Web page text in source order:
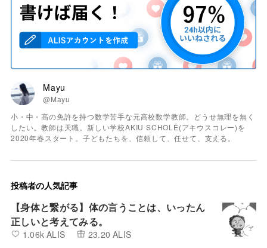
Mayu
@Mayu
小・中・高の免許を持つ数学苦手な元高校数学教師。どうせ無理を無く
したい。教師は天職。新しい学校AKIU SCHOLĒ(アキウスコレー)を
2020年春スタート。子どもたちを、信頼して、任せて、支える。
投稿者の人気記事
【身体と繋がる】体の言うことは、いったん
正しいと考えてみる。
1.06k ALIS 23.20 ALIS